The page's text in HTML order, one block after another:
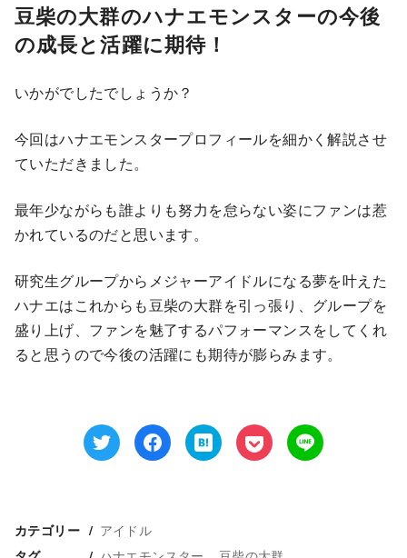
豆柴の大群のハナエモンスターの今後
の成長と活躍に期待！
いかがでしたでしょうか？
今回はハナエモンスタープロフィールを細かく解説させ
ていただきました。
最年少ながらも誰よりも努力を怠らない姿にファンは惹
かれているのだと思います。
研究生グループからメジャーアイドルになる夢を叶えた
ハナエはこれからも豆柴の大群を引っ張り、グループを
盛り上げ、ファンを魅了するパフォーマンスをしてくれ
ると思うので今後の活躍にも期待が膨らみます。
カテゴリー アイドル